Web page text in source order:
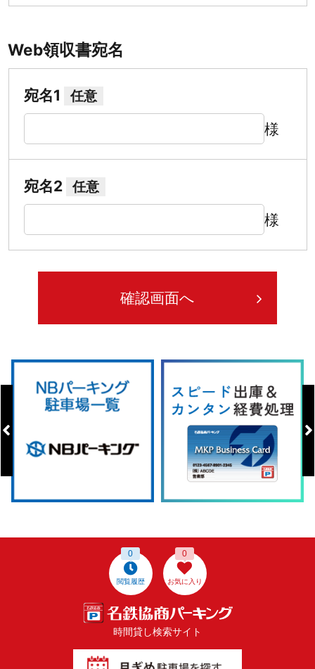
Web領収書宛名
宛名1 任意
様
宛名2 任意
様
閲覧履歴
0
お気に入り
0
時間貸し検索サイト